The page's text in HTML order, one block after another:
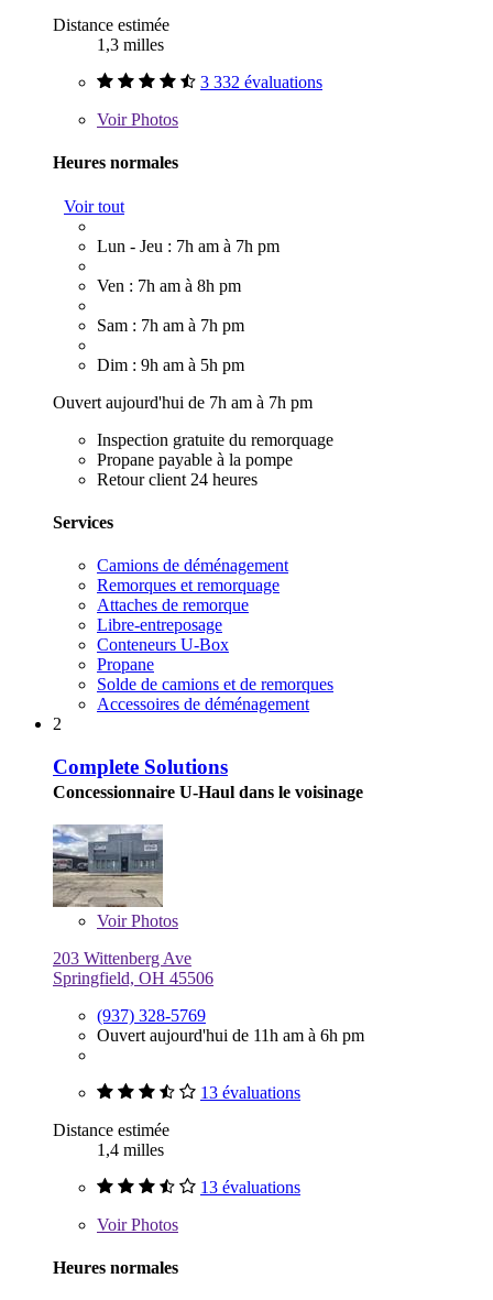
Distance estimée
1,3 milles
3 332 évaluations
VoirPhotos
Heures normales
Voir tout
Lun - Jeu : 7h am à 7h pm
Ven : 7h am à 8h pm
Sam : 7h am à 7h pm
Dim : 9h am à 5h pm
Ouvert aujourd'hui de 7h am à 7h pm
Inspection gratuite du remorquage
Propane payable à la pompe
Retour client 24 heures
Services
Camions de déménagement
Remorques et remorquage
Attaches de remorque
Libre-entreposage
Conteneurs U-Box
Propane
Solde de camions et de remorques
Accessoires de déménagement
2
Complete Solutions
Concessionnaire U-Haul dans le voisinage
VoirPhotos
203 Wittenberg Ave
Springfield, OH 45506
(937) 328-5769
Ouvert aujourd'hui de 11h am à 6h pm
13 évaluations
Distance estimée
1,4 milles
13 évaluations
VoirPhotos
Heures normales